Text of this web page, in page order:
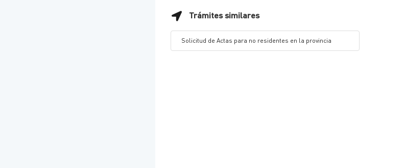
Trámites similares
Solicitud de Actas para no residentes en la provincia